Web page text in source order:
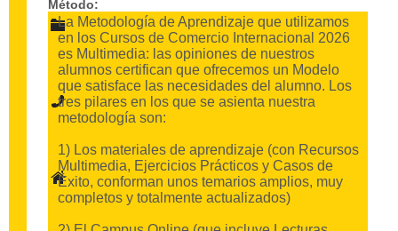
Método:
La Metodología de Aprendizaje que utilizamos
en los Cursos de Comercio Internacional 2026
es Multimedia: las opiniones de nuestros
alumnos certifican que ofrecemos un Modelo
que satisface las necesidades del alumno. Los
tres pilares en los que se asienta nuestra
metodología son:
1) Los materiales de aprendizaje (con Recursos
Multimedia, Ejercicios Prácticos y Casos de
Éxito, conforman unos temarios amplios, muy
completos y totalmente actualizados)